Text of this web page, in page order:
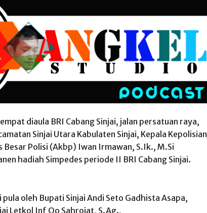
diaula BRI Cabang Sinjai, jalan persatuan raya,
Sinjai Utara Kabulaten Sinjai, Kepala Kepolisian
Besar Polisi (Akbp) Iwan Irmawan, S.Ik., M.Si
hadiah Simpedes periode II BRI Cabang Sinjai.
oleh Bupati Sinjai Andi Seto Gadhista Asapa,
Letkol Inf Oo Sahrojat, S.Ag.,